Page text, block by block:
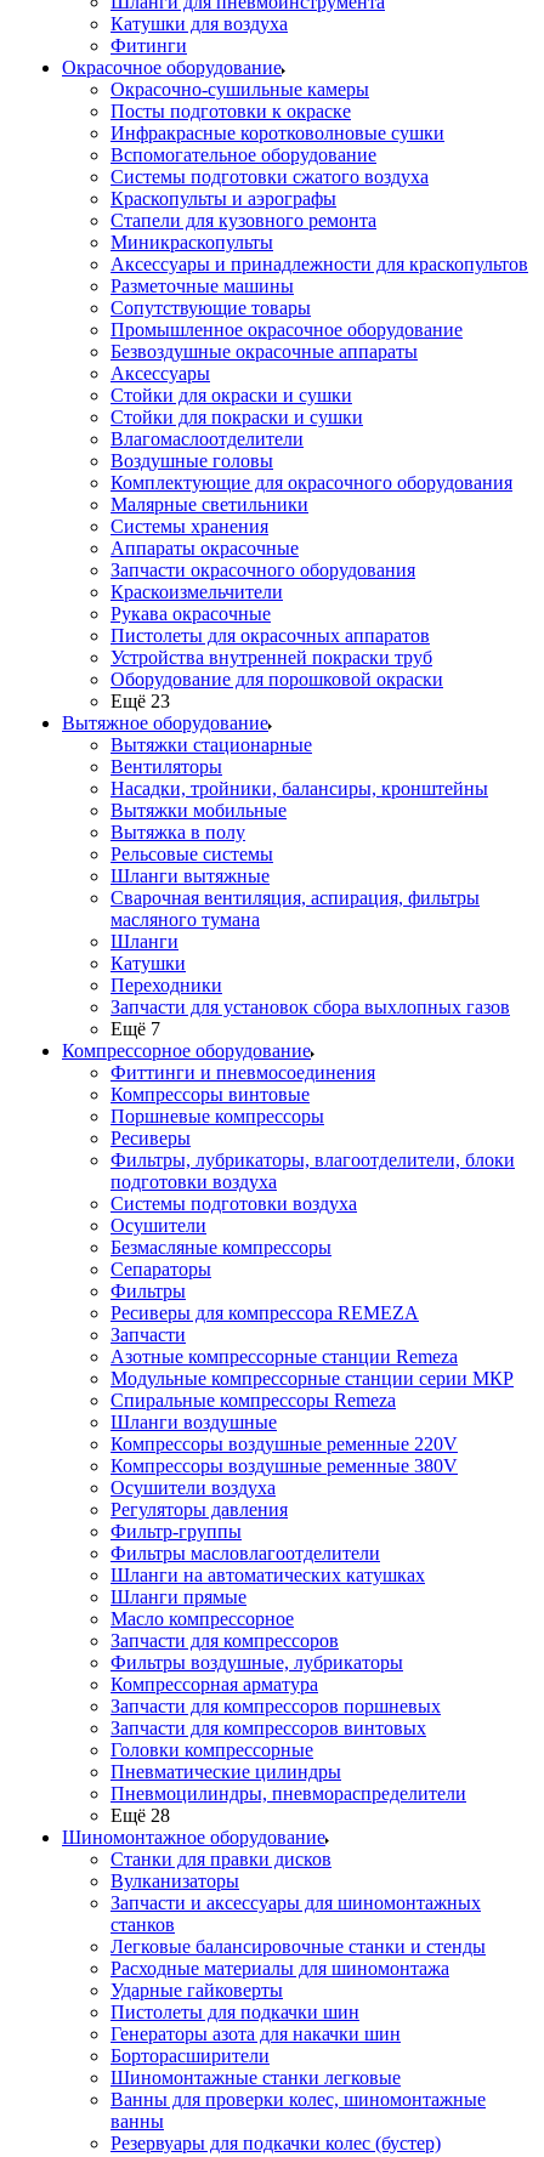
Катушки для воздуха
Фитинги
Окрасочное оборудование
Окрасочно-сушильные камеры
Посты подготовки к окраске
Инфракрасные коротковолновые сушки
Вспомогательное оборудование
Системы подготовки сжатого воздуха
Краскопульты и аэрографы
Стапели для кузовного ремонта
Миникраскопульты
Аксессуары и принадлежности для краскопультов
Разметочные машины
Сопутствующие товары
Промышленное окрасочное оборудование
Безвоздушные окрасочные аппараты
Аксессуары
Стойки для окраски и сушки
Стойки для покраски и сушки
Влагомаслоотделители
Воздушные головы
Комплектующие для окрасочного оборудования
Малярные светильники
Системы хранения
Аппараты окрасочные
Запчасти окрасочного оборудования
Краскоизмельчители
Рукава окрасочные
Пистолеты для окрасочных аппаратов
Устройства внутренней покраски труб
Оборудование для порошковой окраски
Ещё 23
Вытяжное оборудование
Вытяжки стационарные
Вентиляторы
Насадки, тройники, балансиры, кронштейны
Вытяжки мобильные
Вытяжка в полу
Рельсовые системы
Шланги вытяжные
Сварочная вентиляция, аспирация, фильтры
масляного тумана
Шланги
Катушки
Переходники
Запчасти для установок сбора выхлопных газов
Ещё 7
Компрессорное оборудование
Фиттинги и пневмосоединения
Компрессоры винтовые
Поршневые компрессоры
Ресиверы
Фильтры, лубрикаторы, влагоотделители, блоки
подготовки воздуха
Системы подготовки воздуха
Осушители
Безмасляные компрессоры
Сепараторы
Фильтры
Ресиверы для компрессора REMEZA
Запчасти
Азотные компрессорные станции Remeza
Модульные компрессорные станции серии МКР
Спиральные компрессоры Remeza
Шланги воздушные
Компрессоры воздушные ременные 220V
Компрессоры воздушные ременные 380V
Осушители воздуха
Регуляторы давления
Фильтр-группы
Фильтры масловлагоотделители
Шланги на автоматических катушках
Шланги прямые
Масло компрессорное
Запчасти для компрессоров
Фильтры воздушные, лубрикаторы
Компрессорная арматура
Запчасти для компрессоров поршневых
Запчасти для компрессоров винтовых
Головки компрессорные
Пневматические цилиндры
Пневмоцилиндры, пневмораспределители
Ещё 28
Шиномонтажное оборудование
Станки для правки дисков
Вулканизаторы
Запчасти и аксессуары для шиномонтажных
станков
Легковые балансировочные станки и стенды
Расходные материалы для шиномонтажа
Ударные гайковерты
Пистолеты для подкачки шин
Генераторы азота для накачки шин
Борторасширители
Шиномонтажные станки легковые
Ванны для проверки колес, шиномонтажные
ванны
Резервуары для подкачки колес (бустер)